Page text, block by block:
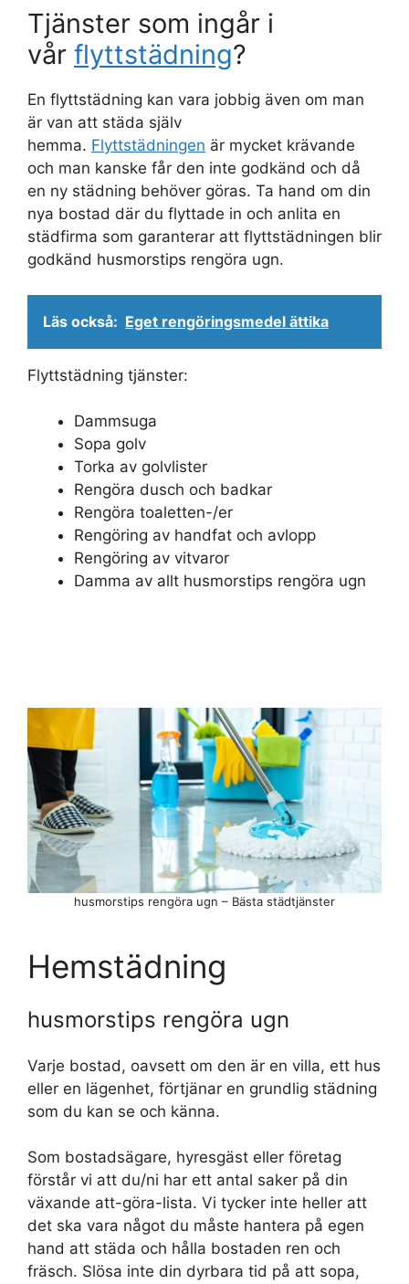
Tjänster som ingår i
vår flyttstädning?
En flyttstädning kan vara jobbig även om man
är van att städa själv
hemma. Flyttstädningen är mycket krävande
och man kanske får den inte godkänd och då
en ny städning behöver göras. Ta hand om din
nya bostad där du flyttade in och anlita en
städfirma som garanterar att flyttstädningen blir
godkänd husmorstips rengöra ugn.
Läs också: Eget rengöringsmedel ättika
Flyttstädning tjänster:
Dammsuga
Sopa golv
Torka av golvlister
Rengöra dusch och badkar
Rengöra toaletten-/er
Rengöring av handfat och avlopp
Rengöring av vitvaror
Damma av allt husmorstips rengöra ugn
husmorstips rengöra ugn – Bästa städtjänster
Hemstädning
husmorstips rengöra ugn
Varje bostad, oavsett om den är en villa, ett hus
eller en lägenhet, förtjänar en grundlig städning
som du kan se och känna.
Som bostadsägare, hyresgäst eller företag
förstår vi att du/ni har ett antal saker på din
växande att-göra-lista. Vi tycker inte heller att
det ska vara något du måste hantera på egen
hand att städa och hålla bostaden ren och
fräsch. Slösa inte din dyrbara tid på att sopa,